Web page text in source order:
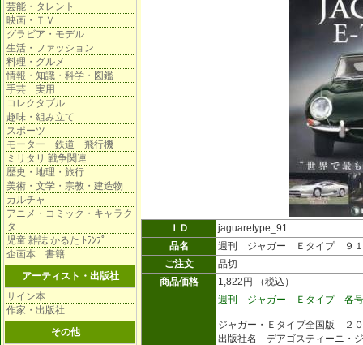
芸能・タレント
映画・ＴＶ
グラビア・モデル
生活・ファッション
料理・グルメ
情報・知識・科学・図鑑
手芸 実用
コレクタブル
趣味・組み立て
スポーツ
モーター 鉄道 飛行機
ミリタリ 戦争関連
歴史・地理・旅行
美術・文学・宗教・建造物
カルチャ
アニメ・コミック・キャラク
タ
児童 雑誌 かるた ﾄﾗﾝﾌﾟ
企画本 書籍
アーティスト・出版社
サイン本
作家・出版社
その他
ＩＤ
jaguaretype_91
品名
週刊 ジャガー Ｅタイプ ９
ご注文
品切
商品価格
1,822円 （税込）
週刊 ジャガー Ｅタイプ 各号
ジャガー・Ｅタイプ全国版 ２
出版社名 デアゴスティーニ・